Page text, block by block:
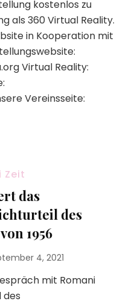
kostenlos zu
als 360 Virtual Reality.
in Kooperation mit
Virtual Reality:
Vereinsseite:
Zeit
das
des
1956
4, 2021
mit Romani
des